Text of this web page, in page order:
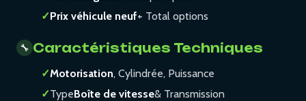
✓Prix véhicule neuf+ Total options
🔧 Caractéristiques Techniques
✓Motorisation, Cylindrée, Puissance
✓TypeBoîte de vitesse& Transmission